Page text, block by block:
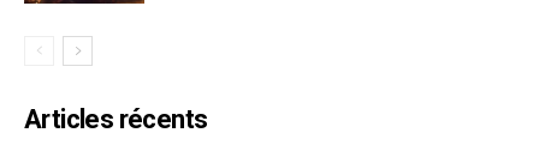
Articles récents